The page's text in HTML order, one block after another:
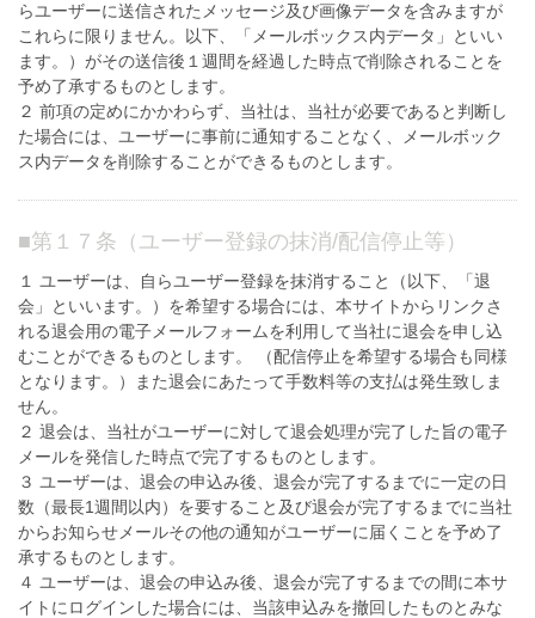
らユーザーに送信されたメッセージ及び画像データを含みますが
これらに限りません。以下、「メールボックス内データ」といい
ます。）がその送信後１週間を経過した時点で削除されることを
予め了承するものとします。
２ 前項の定めにかかわらず、当社は、当社が必要であると判断し
た場合には、ユーザーに事前に通知することなく、メールボック
ス内データを削除することができるものとします。
■第１７条（ユーザー登録の抹消/配信停止等）
１ ユーザーは、自らユーザー登録を抹消すること（以下、「退
会」といいます。）を希望する場合には、本サイトからリンクさ
れる退会用の電子メールフォームを利用して当社に退会を申し込
むことができるものとします。 （配信停止を希望する場合も同様
となります。）また退会にあたって手数料等の支払は発生致しま
せん。
２ 退会は、当社がユーザーに対して退会処理が完了した旨の電子
メールを発信した時点で完了するものとします。
３ ユーザーは、退会の申込み後、退会が完了するまでに一定の日
数（最長1週間以内）を要すること及び退会が完了するまでに当社
からお知らせメールその他の通知がユーザーに届くことを予め了
承するものとします。
４ ユーザーは、退会の申込み後、退会が完了するまでの間に本サ
イトにログインした場合には、当該申込みを撤回したものとみな